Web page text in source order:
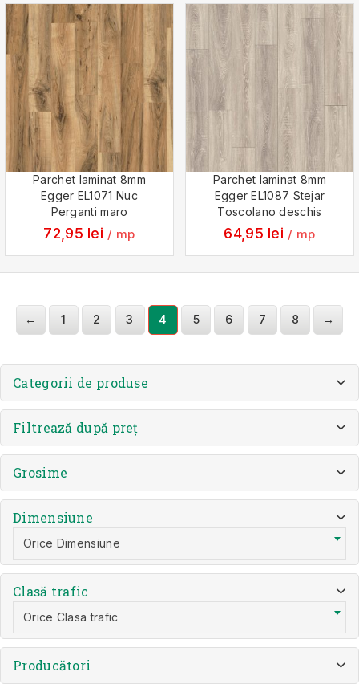
Parchet laminat 8mm
Egger EL1071 Nuc
Perganti maro
72,95 lei / mp
Parchet laminat 8mm
Egger EL1087 Stejar
Toscolano deschis
64,95 lei / mp
← 1 2 3 4 5 6 7 8 →
Categorii de produse
Filtrează după preț
Grosime
Dimensiune
Orice Dimensiune
Clasă trafic
Orice Clasa trafic
Producători